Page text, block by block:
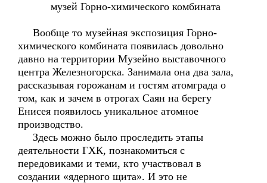
музей Горно-химического комбината
Вообще то музейная экспозиция Горно-
химического комбината появилась довольно
давно на территории Музейно выставочного
центра Железногорска. Занимала она два зала,
рассказывая горожанам и гостям атомграда о
том, как и зачем в отрогах Саян на берегу
Енисея появилось уникальное атомное
производство.
Здесь можно было проследить этапы
деятельности ГХК, познакомиться с
передовиками и теми, кто участвовал в
создании «ядерного щита». И это не